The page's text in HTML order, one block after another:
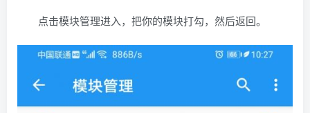
点击模块管理进入，把你的模块打勾，然后返回。